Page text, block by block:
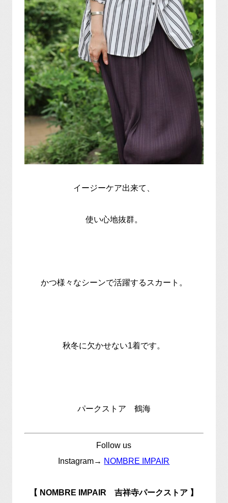
イージーケア出来て、
使い心地抜群。
かつ様々なシーンで活躍するスカート。
秋冬に欠かせない1着です。
パークストア 鶴海
Follow us
Instagram→ NOMBRE IMPAIR
【 NOMBRE IMPAIR 吉祥寺パークストア 】